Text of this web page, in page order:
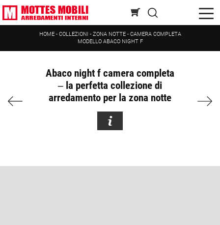
HOME- COLLEZIONI - ZONA NOTTE - CAMERA COMPLETA
MODELLO ABACO NIGHT F
Abaco night f camera completa
– la perfetta collezione di
arredamento per la zona notte